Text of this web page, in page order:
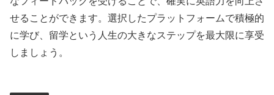
せることができます。選択したプラットフォームで積極的
に学び、留学という人生の大きなステップを最大限に享受
しましょう。